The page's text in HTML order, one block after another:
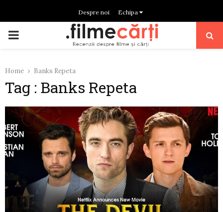
Despre noi Echipa
PRIMARY
Home Banks Repeta
Tag : Banks Repeta